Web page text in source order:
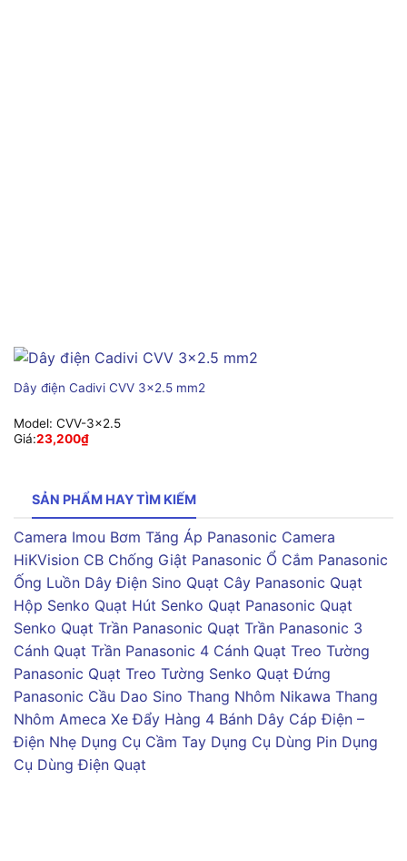
Dây điện Cadivi CVV 3×2.5 mm2
Model: CVV-3×2.5
Giá:23,200₫
SẢN PHẨM HAY TÌM KIẾM
Camera Imou Bơm Tăng Áp Panasonic Camera
HiKVision CB Chống Giật Panasonic Ổ Cắm Panasonic
Ống Luồn Dây Điện Sino Quạt Cây Panasonic Quạt
Hộp Senko Quạt Hút Senko Quạt Panasonic Quạt
Senko Quạt Trần Panasonic Quạt Trần Panasonic 3
Cánh Quạt Trần Panasonic 4 Cánh Quạt Treo Tường
Panasonic Quạt Treo Tường Senko Quạt Đứng
Panasonic Cầu Dao Sino Thang Nhôm Nikawa Thang
Nhôm Ameca Xe Đẩy Hàng 4 Bánh Dây Cáp Điện –
Điện Nhẹ Dụng Cụ Cầm Tay Dụng Cụ Dùng Pin Dụng
Cụ Dùng Điện Quạt